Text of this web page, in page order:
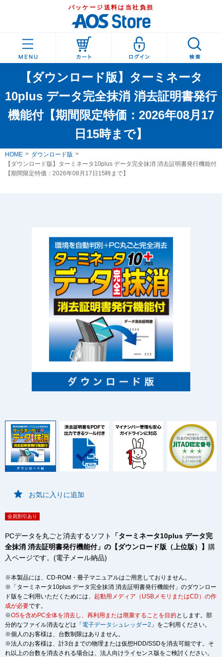
パッケージ送料は当社負担
【ダウンロード版】ターミネータ
10plus データ完全抹消 消去証明書発行
機能付【期間限定特価：2026年08月17
日15時まで】
HOME
ダウンロード版
【ダウンロード版】ターミネータ10plus データ完全抹消 消去証明書発行機能付
【期間限定特価：2026年08月17日15時まで】
お気に入りに追加
会員割引あり
PCデータを丸ごと消去するソフト
「ターミネータ10plus データ完
全抹消 消去証明書発行機能付」の【ダウンロード版（上位版）】 購
入ページです。(電子メール納品)
※本製品には、CD-ROM・冊子マニュアルはご用意しておりません。
※「ターミネータ10plus データ完全抹消 消去証明書発行機能付」のダウンロー
ド版をご利用いただくためには、 起動用メディア（USBメモリまたはCD）の作
成が必要です。
※OSを含めPC全体を消去し、再利用または廃棄することを目的 とします。部
分的なファイル消去などは「電子データシュレッダー2 」をご利用ください。
※個人のお客様は、台数制限はありません。
※法人のお客様は、計3台までの物理または仮想HDD/SSDを消去可能です。そ
れ以上の台数を消去される場合は、法人向けライセンス版をご検討ください。